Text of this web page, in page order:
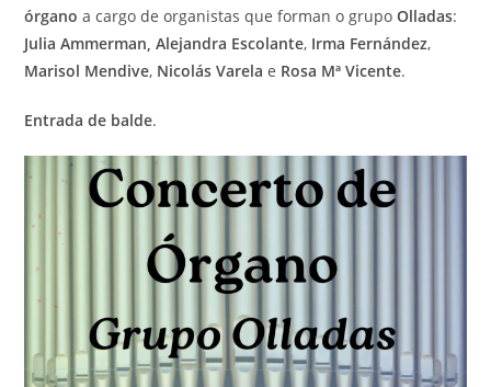
órgano a cargo de organistas que forman o grupo Olladas:
Julia Ammerman, Alejandra Escolante, Irma Fernández,
Marisol Mendive, Nicolás Varela e Rosa Mª Vicente.
Entrada de balde.